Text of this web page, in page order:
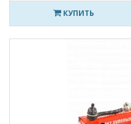
КУПИТЬ